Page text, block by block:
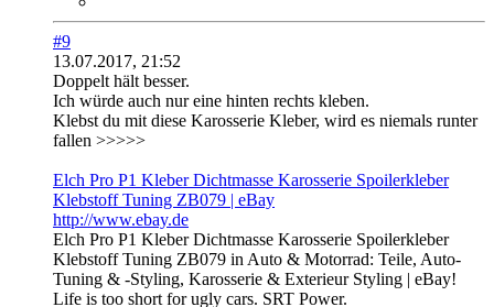
#9
13.07.2017, 21:52
Doppelt hält besser.
Ich würde auch nur eine hinten rechts kleben.
Klebst du mit diese Karosserie Kleber, wird es niemals runter
fallen >>>>>
Elch Pro P1 Kleber Dichtmasse Karosserie Spoilerkleber
Klebstoff Tuning ZB079 | eBay
http://www.ebay.de
Elch Pro P1 Kleber Dichtmasse Karosserie Spoilerkleber
Klebstoff Tuning ZB079 in Auto & Motorrad: Teile, Auto-
Tuning & -Styling, Karosserie & Exterieur Styling | eBay!
Life is too short for ugly cars. SRT Power.